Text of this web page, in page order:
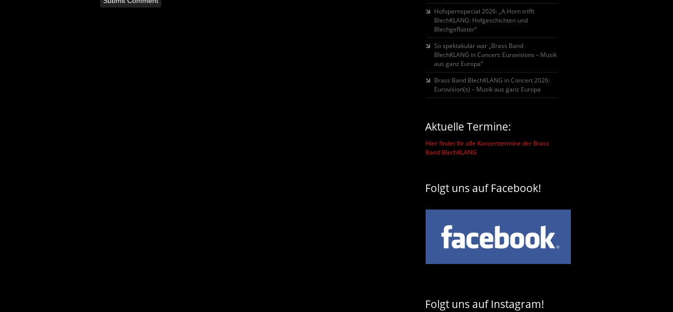
Hofopernspecial 2026: „A.Horn trifft
BlechKLANG: Hofgeschichten und
Blechgeflüster“
So spektakulär war „Brass Band
BlechKLANG in Concert: Eurovisions – Musik
aus ganz Europa“
Brass Band BlechKLANG in Concert 2026:
Eurovision(s) – Musik aus ganz Europa
Aktuelle Termine:
Hier findet Ihr alle Konzerttermine der Brass
Band BlechKLANG
Folgt uns auf Facebook!
Folgt uns auf Instagram!